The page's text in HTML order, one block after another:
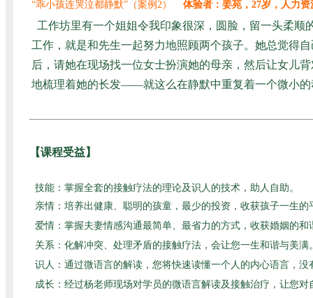
“乖小孩连哭泣都静默”（案例2） 体验者：姜苑， 27岁，人力资
工作坊里有一个姐姐令我印象很深，圆脸，留一头柔
工作，就是和先生一起努力地照顾两个孩子。她总觉得
后，请她在现场找一位女士扮演她的母亲，然后让女儿
地梳理着她的长发——就这么在静默中重复着一个微小
【课程受益】
技能：掌握全套的接触疗法的理论及识人的技术，助人自助。
亲情：培养出健康、聪明的孩童，最少的投资，收获孩子一生的
爱情：掌握夫妻情感沟通最简单、最省力的方式，收获婚姻的和
关系：化解冲突、处理矛盾的接触疗法，会让您一生和谐与美满
识人：通过微语言的解读，您将快速读懂一个人的内心语言，没
成长：经过杨老师现场对学员的微语言解读及接触治疗，让您